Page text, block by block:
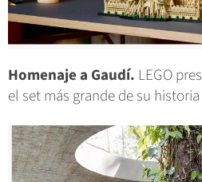
Homenaje a Gaudí. LEGO
el set más grande de su historia